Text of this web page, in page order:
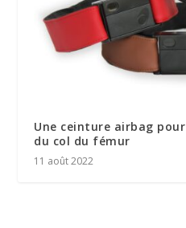
Une ceinture airbag
du col du fémur
11 août 2022